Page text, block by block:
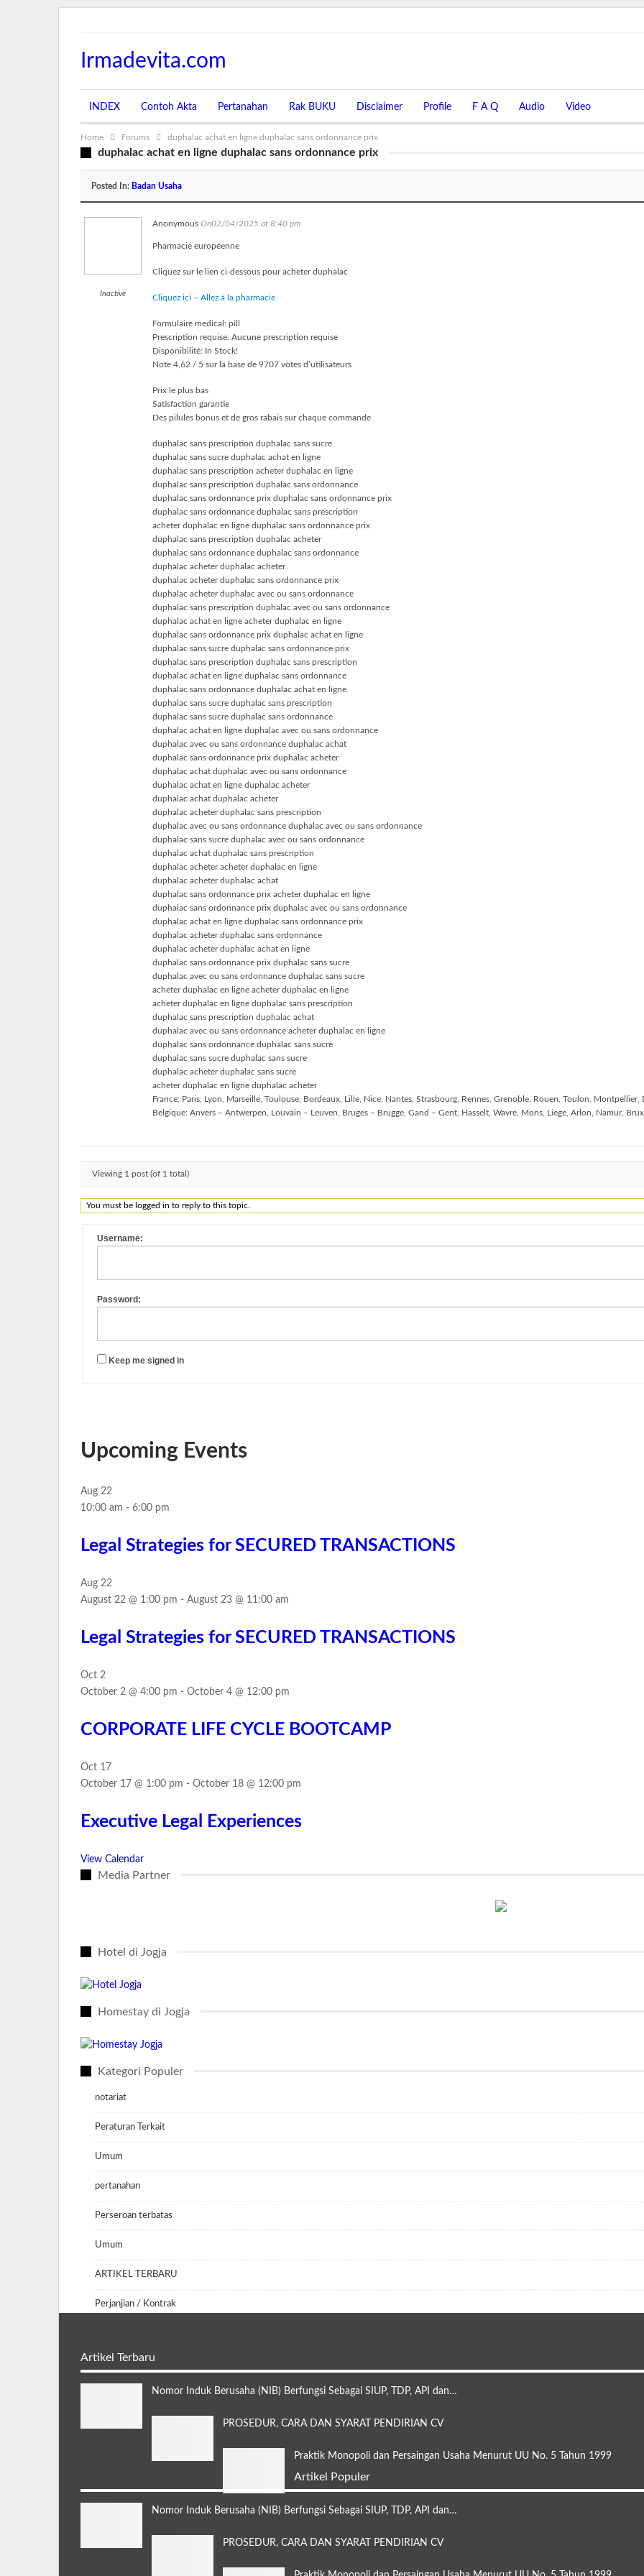
Irmadevita.com
INDEX Contoh Akta Pertanahan Rak BUKU Disclaimer Profile F A Q Audio Video
Home Forums duphalac achat en ligne duphalac sans ordonnance prix
duphalac achat en ligne duphalac sans ordonnance prix
Posted In: Badan Usaha
Inactive
Anonymous On02/04/2025 at 8:40 pm
Pharmacie européenne
Cliquez sur le lien ci-dessous pour acheter duphalac
Cliquez ici – Allez à la pharmacie
Formulaire medical: pill
Prescription requise: Aucune prescription requise
Disponibilité: In Stock!
Note 4,62 / 5 sur la base de 9707 votes d’utilisateurs
Prix le plus bas
Satisfaction garantie
Des pilules bonus et de gros rabais sur chaque commande
duphalac sans prescription duphalac sans sucre
duphalac sans sucre duphalac achat en ligne
duphalac sans prescription acheter duphalac en ligne
duphalac sans prescription duphalac sans ordonnance
duphalac sans ordonnance prix duphalac sans ordonnance prix
duphalac sans ordonnance duphalac sans prescription
acheter duphalac en ligne duphalac sans ordonnance prix
duphalac sans prescription duphalac acheter
duphalac sans ordonnance duphalac sans ordonnance
duphalac acheter duphalac acheter
duphalac acheter duphalac sans ordonnance prix
duphalac acheter duphalac avec ou sans ordonnance
duphalac sans prescription duphalac avec ou sans ordonnance
duphalac achat en ligne acheter duphalac en ligne
duphalac sans ordonnance prix duphalac achat en ligne
duphalac sans sucre duphalac sans ordonnance prix
duphalac sans prescription duphalac sans prescription
duphalac achat en ligne duphalac sans ordonnance
duphalac sans ordonnance duphalac achat en ligne
duphalac sans sucre duphalac sans prescription
duphalac sans sucre duphalac sans ordonnance
duphalac achat en ligne duphalac avec ou sans ordonnance
duphalac avec ou sans ordonnance duphalac achat
duphalac sans ordonnance prix duphalac acheter
duphalac achat duphalac avec ou sans ordonnance
duphalac achat en ligne duphalac acheter
duphalac achat duphalac acheter
duphalac acheter duphalac sans prescription
duphalac avec ou sans ordonnance duphalac avec ou sans ordonnance
duphalac sans sucre duphalac avec ou sans ordonnance
duphalac achat duphalac sans prescription
duphalac acheter acheter duphalac en ligne
duphalac acheter duphalac achat
duphalac sans ordonnance prix acheter duphalac en ligne
duphalac sans ordonnance prix duphalac avec ou sans ordonnance
duphalac achat en ligne duphalac sans ordonnance prix
duphalac acheter duphalac sans ordonnance
duphalac acheter duphalac achat en ligne
duphalac sans ordonnance prix duphalac sans sucre
duphalac avec ou sans ordonnance duphalac sans sucre
acheter duphalac en ligne acheter duphalac en ligne
acheter duphalac en ligne duphalac sans prescription
duphalac sans prescription duphalac achat
duphalac avec ou sans ordonnance acheter duphalac en ligne
duphalac sans ordonnance duphalac sans sucre
duphalac sans sucre duphalac sans sucre
duphalac acheter duphalac sans sucre
acheter duphalac en ligne duphalac acheter
France: Paris, Lyon, Marseille, Toulouse, Bordeaux, Lille, Nice, Nantes, Strasbourg, Rennes, Grenoble, Rouen, Toulon, Montpellier,
Belgique: Anvers – Antwerpen, Louvain – Leuven, Bruges – Brugge, Gand – Gent, Hasselt, Wavre, Mons, Liege, Arlon, Namur,
Viewing 1 post (of 1 total)
You must be logged in to reply to this topic.
Username:
Password:
Keep me signed in
Upcoming Events
Aug 22
10:00 am - 6:00 pm
Legal Strategies for SECURED TRANSACTIONS
Aug 22
August 22 @ 1:00 pm - August 23 @ 11:00 am
Legal Strategies for SECURED TRANSACTIONS
Oct 2
October 2 @ 4:00 pm - October 4 @ 12:00 pm
CORPORATE LIFE CYCLE BOOTCAMP
Oct 17
October 17 @ 1:00 pm - October 18 @ 12:00 pm
Executive Legal Experiences
View Calendar
Media Partner
Hotel di Jogja
Homestay di Jogja
Kategori Populer
notariat
Peraturan Terkait
Umum
pertanahan
Perseroan terbatas
Umum
ARTIKEL TERBARU
Perjanjian / Kontrak
Artikel Terbaru
Nomor Induk Berusaha (NIB) Berfungsi Sebagai SIUP, TDP, API dan…
PROSEDUR, CARA DAN SYARAT PENDIRIAN CV
Praktik Monopoli dan Persaingan Usaha Menurut UU No. 5 Tahun 1999
Artikel Populer
Nomor Induk Berusaha (NIB) Berfungsi Sebagai SIUP, TDP, API dan…
PROSEDUR, CARA DAN SYARAT PENDIRIAN CV